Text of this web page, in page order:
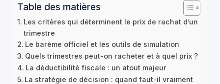
Table des matières
Les critères qui déterminent le prix de rachat d’un
trimestre
Le barème officiel et les outils de simulation
Quels trimestres peut-on racheter et à quel prix ?
La déductibilité fiscale : un atout majeur
La stratégie de décision : quand faut-il vraiment